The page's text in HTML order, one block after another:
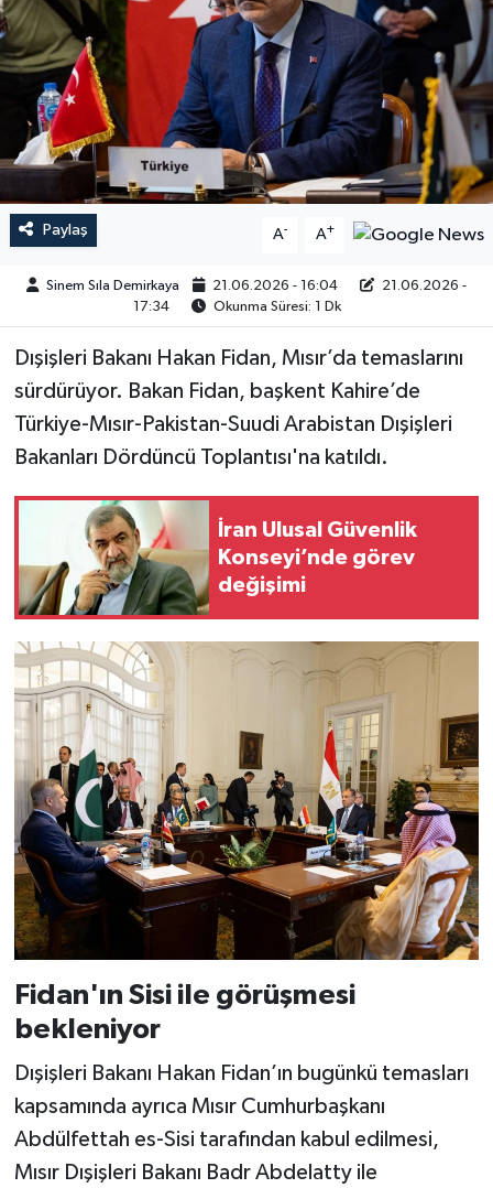
Paylaş A- A+
Sinem Sıla Demirkaya 21.06.2026 - 16:04
21.06.2026 -
17:34
Okunma Süresi: 1 Dk
Dışişleri Bakanı Hakan Fidan, Mısır’da temaslarını
sürdürüyor. Bakan Fidan, başkent Kahire’de
Türkiye-Mısır-Pakistan-Suudi Arabistan Dışişleri
Bakanları Dördüncü Toplantısı'na katıldı.
İran Ulusal Güvenlik
Konseyi’nde görev
değişimi
Fidan'ın Sisi ile görüşmesi
bekleniyor
Dışişleri Bakanı Hakan Fidan’ın bugünkü temasları
kapsamında ayrıca Mısır Cumhurbaşkanı
Abdülfettah es-Sisi tarafından kabul edilmesi,
Mısır Dışişleri Bakanı Badr Abdelatty ile